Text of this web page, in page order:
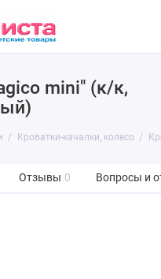
mini" (к/к,
Кроватки-качалки, колесо
Отзывы 0 Вопросы и